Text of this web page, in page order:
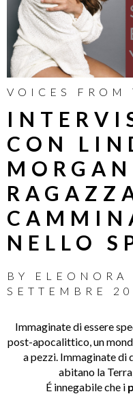
VOICES FROM
CON
NELLO
BY ELEONORA
SETTEMBRE
Immaginate di essere
post-apocalittico, un
a pezzi. Immaginate di
abitano la
É innegabile che i